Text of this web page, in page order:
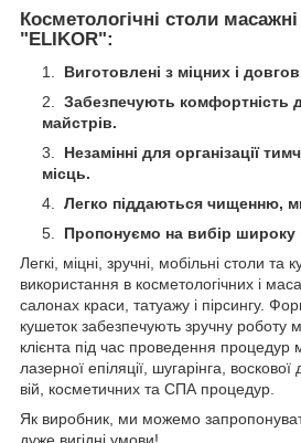
Косметологічні столи
"ELIKOR":
Виготовлені з міцних і
Забезпечують комфортність
майстрів.
Незамінні для організації
місць.
Легко піддаються чищенню,
Пропонуємо на вибір широку
Легкі, міцні, зручні, мобільні столи та
використання в косметологічних і
салонах краси, татуажу і пірсингу.
кушеток забезпечують зручну роботу
клієнта під час проведення процедур
лазерної епіляції, шугарінга,
вій, косметичних та СПА процедур.
Як виробник, ми можемо